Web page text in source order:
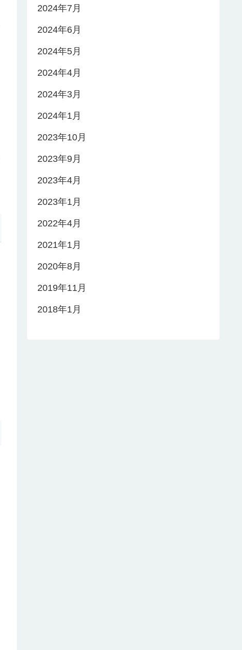
2024年7月
2024年6月
2024年5月
2024年4月
2024年3月
2024年1月
2023年10月
2023年9月
2023年4月
2023年1月
2022年4月
2021年1月
2020年8月
2019年11月
2018年1月